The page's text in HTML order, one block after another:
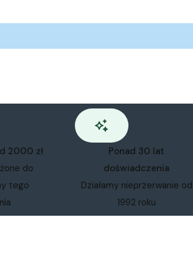
2000 zł
do
tego
Ponad 30 lat
doświadczenia
Działamy nieprzerwanie od
1992 roku